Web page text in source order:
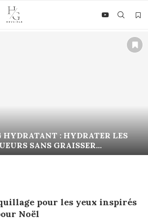
HYDRATANT : HYDRATER LES
SANS GRAISSER...
pour les yeux inspirés
Noël